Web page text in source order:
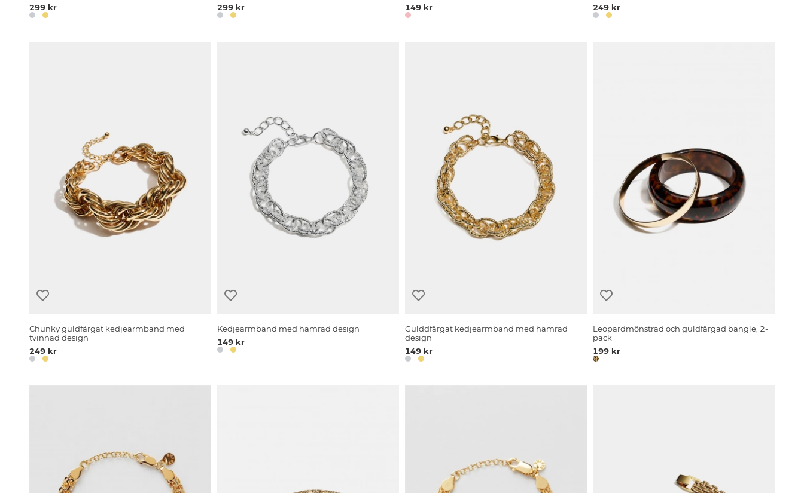
299 kr
299 kr
149 kr
249 kr
Chunky guldfärgat kedjearmband med
tvinnad design
249 kr
Kedjearmband med hamrad design
149 kr
Gulddfärgat kedjearmband med hamrad
design
149 kr
Leopardmönstrad och guldfärgad bangle, 2-
pack
199 kr